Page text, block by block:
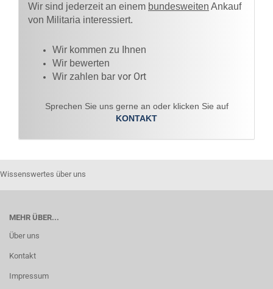
Wir sind jederzeit an einem bundesweiten Ankauf
von Militaria interessiert.
Wir kommen zu Ihnen​
Wir bewerten
Wir zahlen bar vor Ort
Sprechen Sie uns gerne an oder klicken Sie auf
KONTAKT
Wissenswertes über uns
MEHR ÜBER...
Über uns
Kontakt
Impressum